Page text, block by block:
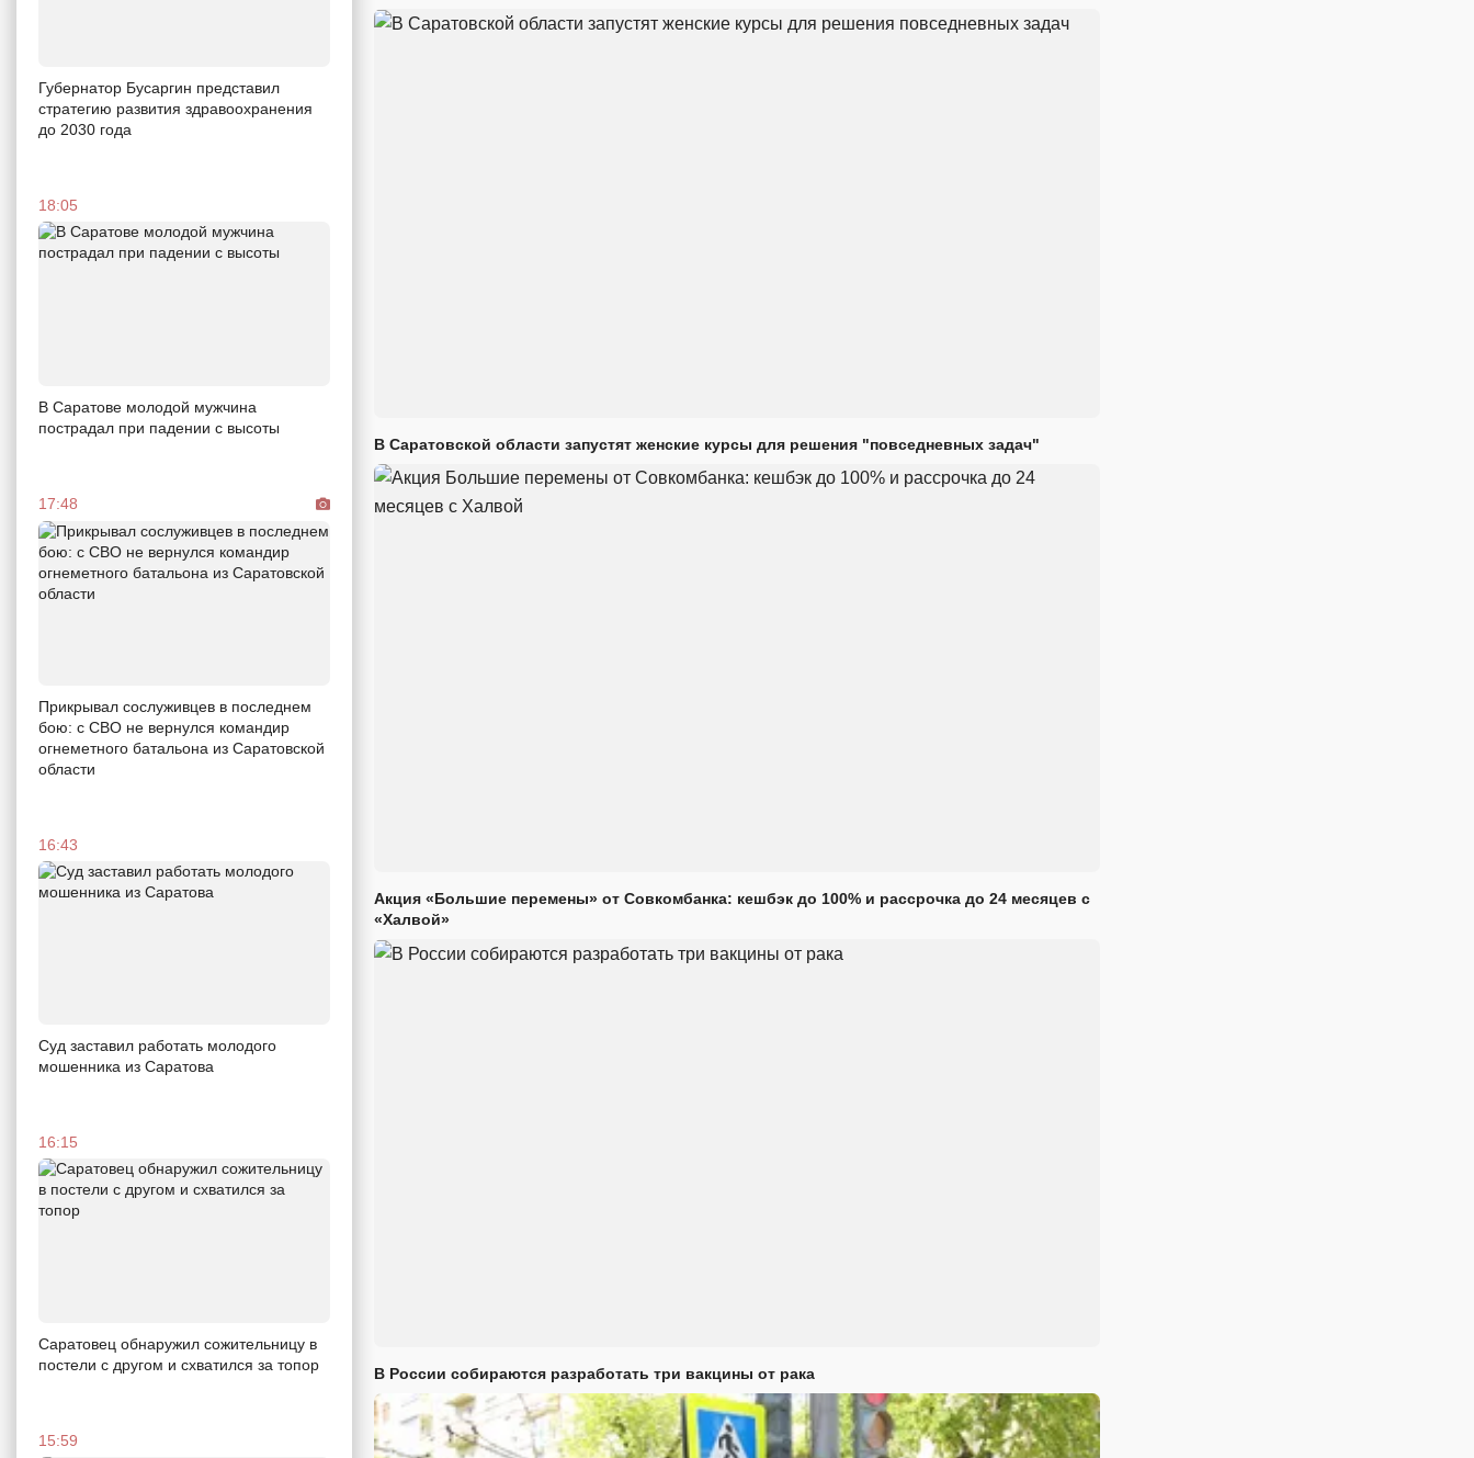
Губернатор Бусаргин представил
стратегию развития здравоохранения
до 2030 года
18:05
В Саратове молодой мужчина
пострадал при падении с высоты
17:48
Прикрывал сослуживцев в последнем
бою: с СВО не вернулся командир
огнеметного батальона из Саратовской
области
16:43
Суд заставил работать молодого
мошенника из Саратова
16:15
Саратовец обнаружил сожительницу в
постели с другом и схватился за топор
15:59
В Саратовской области запустят женские курсы для решения "повседневных задач"
Акция «Большие перемены» от Совкомбанка: кешбэк до 100% и рассрочка до 24 месяцев с
«Халвой»
В России собираются разработать три вакцины от рака